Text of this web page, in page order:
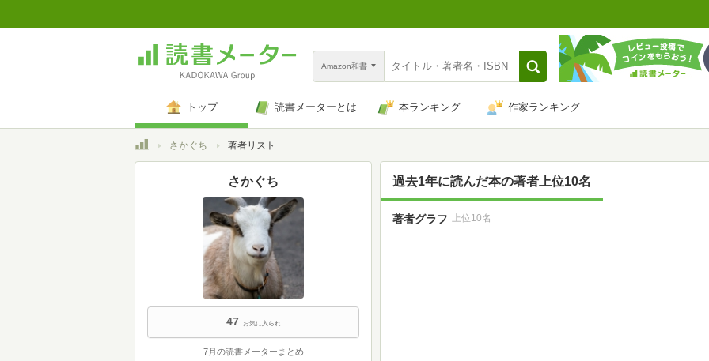
Amazon和書
トップ 読書メーターとは 本ランキング 作家ランキング
トップさかぐち 著者リスト
さかぐち
47 お気に入られ
7月の読書メーターまとめ
過去1年に読んだ本の著者上位10名
著者グラフ 上位10名